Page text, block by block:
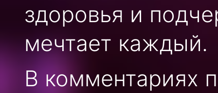
здоровья и
мечтает каждый.
В комментариях